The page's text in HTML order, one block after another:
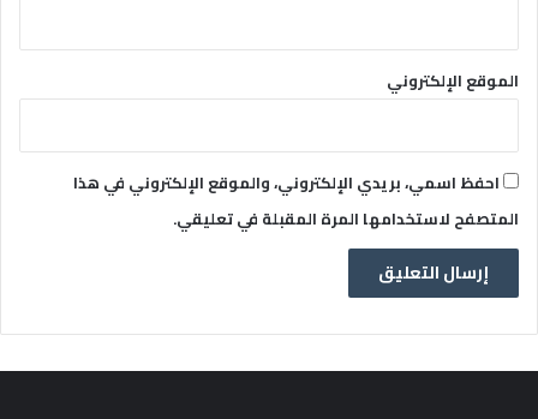
الموقع الإلكتروني
احفظ اسمي، بريدي الإلكتروني، والموقع الإلكتروني في هذا
المتصفح لاستخدامها المرة المقبلة في تعليقي.